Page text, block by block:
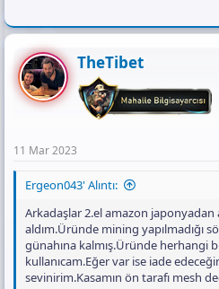
TheTibet
11 Mar 2023
Ergeon043' Alıntı:
Arkadaşlar 2.el amazon
aldım.Üründe mining yapılmadığı
günahına kalmış.Üründe herhangi
kullanıcam.Eğer var ise iade
sevinirim.Kasamın ön tarafı mesh